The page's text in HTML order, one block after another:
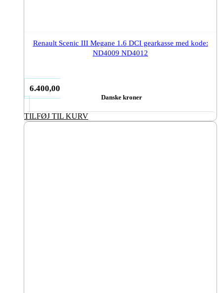
Renault Scenic III Megane 1.6 DCI gearkasse med kode:
ND4009 ND4012
6.400,00
Danske kroner
TILFØJ TIL KURV